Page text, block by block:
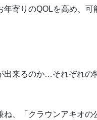
寄りのQOLを高め、
出来るのか…それぞれの
ね、「クラウンアキオ